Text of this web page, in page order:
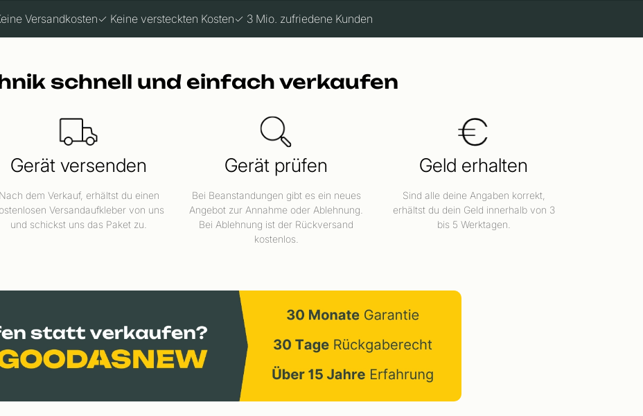
Versandkosten✓ Keine versteckten Kosten✓ 3 Mio. zufriedene Kunden
schnell und einfach verkaufen
Gerät versenden
Nach dem Verkauf, erhältst du einen
Versandaufkleber von uns
und schickst uns das Paket zu.
Gerät prüfen
Bei Beanstandungen gibt es ein neues
Angebot zur Annahme oder Ablehnung.
Bei Ablehnung ist der Rückversand
kostenlos.
Geld erhalten
Sind alle deine Angaben korrekt,
erhältst du dein Geld innerhalb von 3
bis 5 Werktagen.